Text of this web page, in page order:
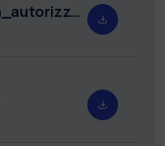
RDA_129455_Determina_autorizzazione_pubblicazione_avviso_PNRR_PROT.pdf